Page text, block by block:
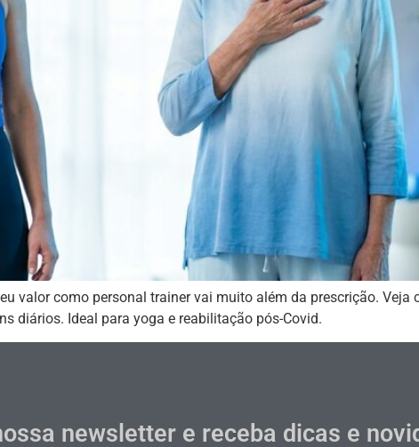
valor como personal trainer vai muito além da prescrição.
diários. Ideal para yoga e reabilitação pós-Covid.
newsletter e receba dicas e